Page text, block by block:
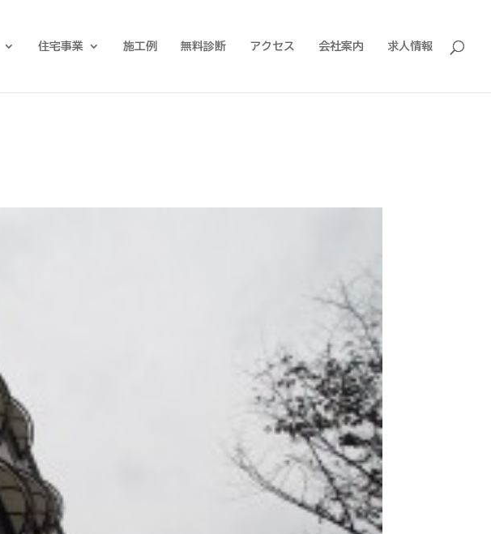
住宅事業 施工例 無料診断 アクセス 会社案内 求人情報